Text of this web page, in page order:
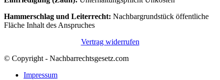
Hammerschlag und Leiterrecht: Nachbargrundstück öffentliche
Fläche Inhalt des Anspruches
Vertrag widerrufen
© Copyright - Nachbarrechtsgesetz.com
Impressum